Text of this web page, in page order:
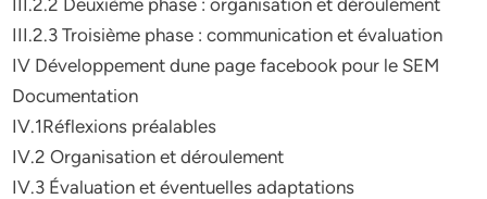
III.2.2 Deuxième phase : organisation et déroulement
III.2.3 Troisième phase : communication et évaluation
IV Développement dune page facebook pour le SEM
Documentation
IV.1Réflexions préalables
IV.2 Organisation et déroulement
IV.3 Évaluation et éventuelles adaptations